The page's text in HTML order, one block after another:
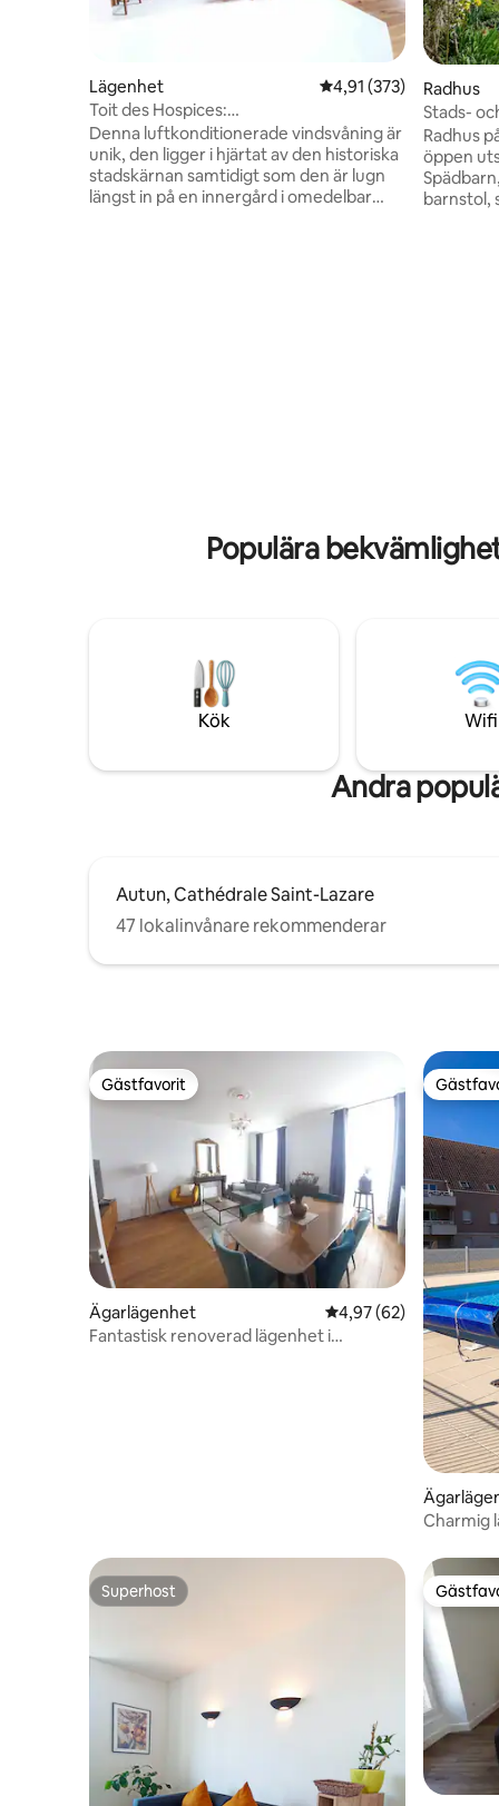
Lägenhet 4,91 av 5 i
4,91 (373)
Toit des Hospices:
HyperCentre/Vue/Clim
Denna luftkonditionerade vindsvåning är
unik, den ligger i hjärtat av den historiska
stadskärnan samtidigt som den är lugn
längst in på en innergård i omedelbar
Radhus
Stads-
Radhus
öppen
barnstol,
Populära
Kök Wifi
Andra
Autun, Cathédrale Saint-Lazare
47 lokalinvånare rekommenderar
Gästfavorit
Gästfavorit
Ägarlägenhet 4,97 av 5 i
4,97 (62)
Fantastisk renoverad lägenhet i
Charmig
Superhost
Superhost